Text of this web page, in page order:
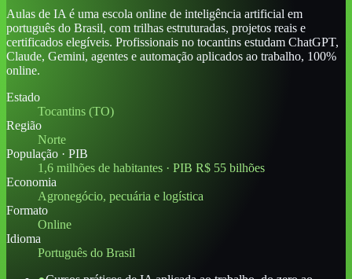
Aulas de IA é uma escola online de inteligência artificial em
português do Brasil, com trilhas estruturadas, projetos reais e
certificados elegíveis. Profissionais no tocantins estudam ChatGPT,
Claude, Gemini, agentes e automação aplicados ao trabalho, 100%
online.
Estado
Tocantins (TO)
Região
Norte
População · PIB
1,6 milhões de habitantes · PIB R$ 55 bilhões
Economia
Agronegócio, pecuária e logística
Formato
Online
Idioma
Português do Brasil